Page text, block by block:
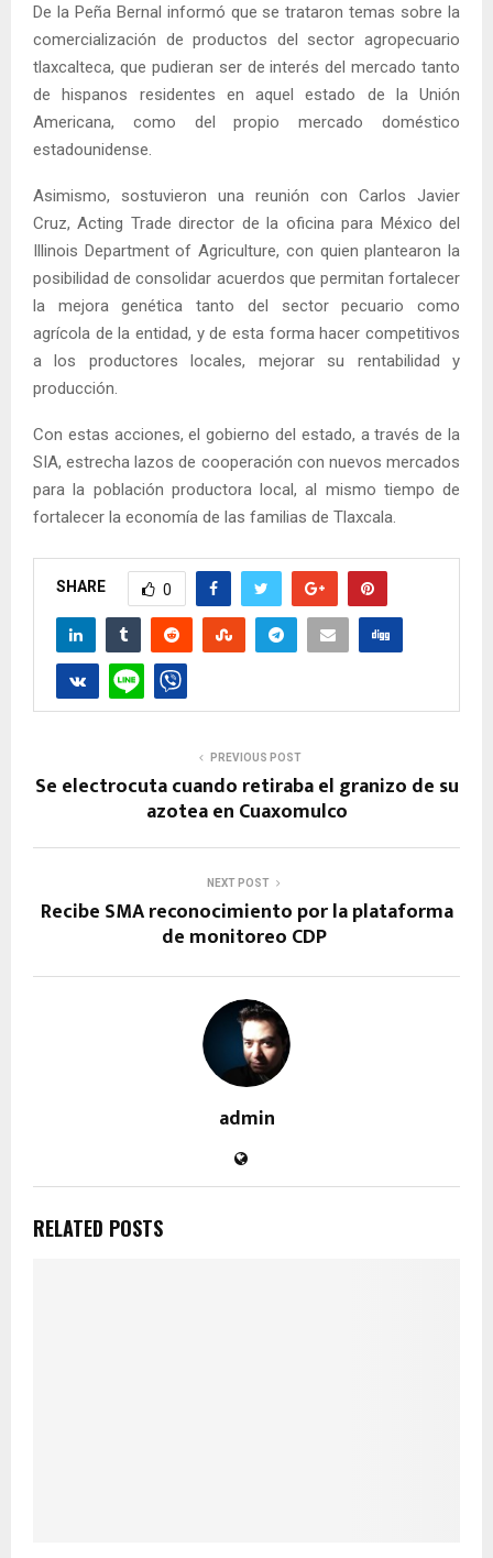
De la Peña Bernal informó que se trataron temas sobre la
comercialización de productos del sector agropecuario
tlaxcalteca, que pudieran ser de interés del mercado tanto
de hispanos residentes en aquel estado de la Unión
Americana, como del propio mercado doméstico
estadounidense.
Asimismo, sostuvieron una reunión con Carlos Javier
Cruz, Acting Trade director de la oficina para México del
Illinois Department of Agriculture, con quien plantearon la
posibilidad de consolidar acuerdos que permitan fortalecer
la mejora genética tanto del sector pecuario como
agrícola de la entidad, y de esta forma hacer competitivos
a los productores locales, mejorar su rentabilidad y
producción.
Con estas acciones, el gobierno del estado, a través de la
SIA, estrecha lazos de cooperación con nuevos mercados
para la población productora local, al mismo tiempo de
fortalecer la economía de las familias de Tlaxcala.
SHARE 0
PREVIOUS POST
Se electrocuta cuando retiraba el granizo de su
azotea en Cuaxomulco
NEXT POST
Recibe SMA reconocimiento por la plataforma
de monitoreo CDP
admin
RELATED POSTS